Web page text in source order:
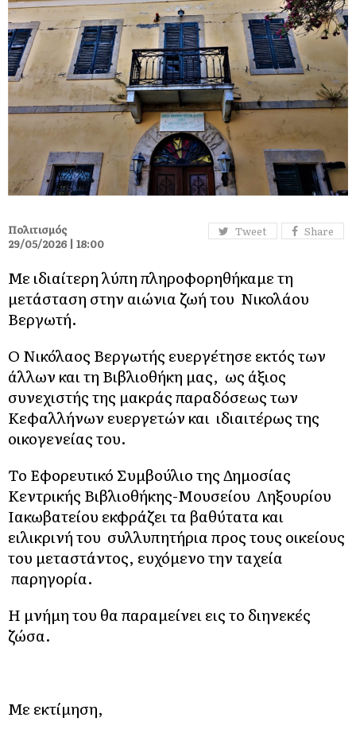
Tweet Share
Πολιτισμός
29/05/2026 | 18:00
Με ιδιαίτερη λύπη πληροφορηθήκαμε τη
μετάσταση στην αιώνια ζωή του Νικολάου
Βεργωτή.
Ο Νικόλαος Βεργωτής ευεργέτησε εκτός των
άλλων και τη Βιβλιοθήκη μας, ως άξιος
συνεχιστής της μακράς παραδόσεως των
Κεφαλλήνων ευεργετών και ιδιαιτέρως της
οικογενείας του.
Το Εφορευτικό Συμβούλιο της Δημοσίας
Κεντρικής Βιβλιοθήκης-Μουσείου Ληξουρίου
Ιακωβατείου εκφράζει τα βαθύτατα και
ειλικρινή του συλλυπητήρια προς τους οικείους
του μεταστάντος, ευχόμενο την ταχεία
παρηγορία.
Η μνήμη του θα παραμείνει εις το διηνεκές
ζώσα.
Με εκτίμηση,